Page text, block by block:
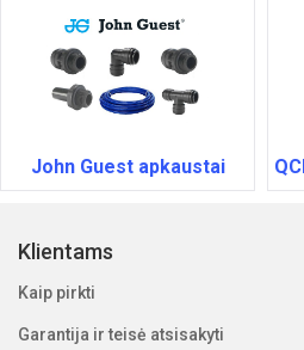
John Guest apkaustai
Klientams
Kaip pirkti
Garantija ir teisė atsisakyti